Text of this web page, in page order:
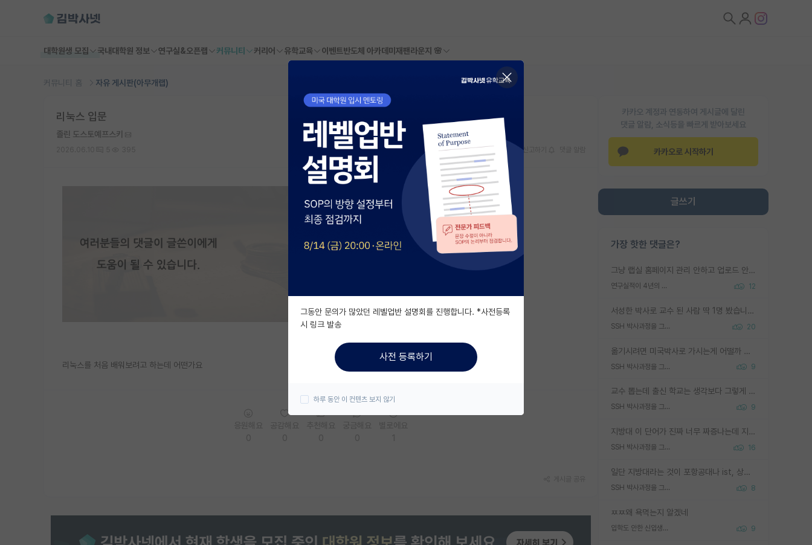
대학원생 모집 국내대학원 정보 연구실&오픈랩 커뮤니티 커리어 유학교육 이벤트반도체 아카데미 재팬라운지 🌸
커뮤니티 홈 자유 게시판(아무개랩)
카카오 계정과 연동하여 게시글에 달린
댓글 알람, 소식등을 빠르게 받아보세요
카카오로 시작하기
글쓰기
가장 핫한 댓글은?
그냥 랩실 홈페이지 관리 안하고 업로드 안한거 아님?
연구실적이 4년의 공백이 있는거 어떻게 생각하냐 12
서성한 박사로 교수 된 사람 딱 1명 봤습니다. 근데 지방대 박사로 교수된 거는 기적이 일어나야되요. 서성한 학부부터여도 빡센게 교수임용일텐데 지방대박사로 무슨 교수가 되나요...... 중소기업/중견기업 팀장급/연구소장급이나 될거 같네요.
SSH 박사과정을 그만두고 지방대 박사로 옮기면 교수의 꿈은 끝일까요? 20
옮기시려면 미국박사로 가시는게 어떨까 싶네요. 교수가 꿈이면 미국박사 하고 미국교수 까지 같이 노리시는게 기회가 많지 않을까요?
SSH 박사과정을 그만두고 지방대 박사로 옮기면 교수의 꿈은 끝일까요? 9
교수 뽑는데 출신 학교는 생각보다 그렇게 안 봄. 앞으로는 더 안 보게 될거임. 박사는 어디서 진행해도 됨. 단, 제대로 쌓고 좋은 실적 만들 수 있다면. 그런데 지방대는 그럴 가능성이 지극히 낮음. 나만 열심히 잘 하면 된다? 인간은 주변 환경에 지배되는 나약한 존재임. 주변의 지방대 대학원생과 섞이고 지방 특유의 여유로움 또는 나쁘게 얘기해서 나태함에 젖어 살다보면 교수의 꿈 자체를 잊어버리게 될 가능성도 있음. 주변 환경이 70~80%임.
SSH 박사과정을 그만두고 지방대 박사로 옮기면 교수의 꿈은 끝일까요? 9
지방대 이 단어가 진짜 너무 짜증나는데 지방대면 다 그냥 쓰레기인가요? 무슨 말 같지도 않은 댓글들이 있는건지??? 지방에도 충분히 좋은 대학 많고 충분히 잘하는 교수님들 많습니다 포항공대 4개 IST 대표 지거국들 여기 모두 다 지방에 있고 여기 출신들 중에 교수하는 분들 적지 않습니다 지거국 출신이 무슨 교수를 하냐?라고 생각할 사람들 많은데 상위 대표 지거국에 아웃라이어들 많습니다 결국 개인의 연구역량과 실적이 중요합니다 이 역량을 펼치는데 있어서 지도교수와의 합도 중요합니다. 그리고 경력이 필요하면 해외포닥까지 다녀오세요
SSH 박사과정을 그만두고 지방대 박사로 옮기면 교수의 꿈은 끝일까요? 16
일단 지방대라는 것이 포항공대나 ist, 상위 지거국은 아니라고 생각하겠습니다. 그런곳은 서성한에 비해 소위 대학 네임밸류가 크게 뒤떨어지지는 않으니까요. 대학 이름이 중요하냐? 당연합니다. 대학 이름이 좋아서 좋은 아웃풋이 나오는 것이냐, 좋은 대학은 좋은 사람과 좋은 기회가 몰려있으니 아웃풋도 자연스럽게 좋아지는 것이냐? 대답하기 어려운 문제입니다. 아직 한국 사회에서 학벌을 보는 것도, 특히 이공계를 중심으로 학벌보다는 실적 위주라는 분위기가 형성되는 것도 사실입니다. 지방대 출신으로 전임교수가 될수 있느냐? 가능 불가능을 따지면 당연히 가능입니다. 지방대 박사 출신으로 전임교원이 된 경우가 실제로 있으니까요. 현실적인 가능성이 있느냐? 지금 이정도 대학의 교수가 되고싶다고 생각되는 대학 들어가서 컴공과 교수 목록 켜고 박사 어디서 받았는지 쭉 한번 보세요. 냉정하게 지방대 출신인 분들이 많지는 않으실겁니다.
SSH 박사과정을 그만두고 지방대 박사로 옮기면 교수의 꿈은 끝일까요? 8
ㅉㅉ왜 욕먹는지 알겠네
입학도 안한 신입생이 원래 관심을 받나요 9
리눅스 입문
졸린 도스토예프스키
스크랩 신고하기
리눅스를 처음 배워보려고 하는데 어떤가요
그동안 문의가 많았던 레벨업반 설명회를 진행합니다. *사전등록
시 링크 발송
사전 등록하기
하루 동안 이 컨텐츠 보지 않기